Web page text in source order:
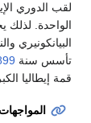
الدوري
لذلك يحيل
سنة1899 ،
إيطاليا الكبرى
المواجهات